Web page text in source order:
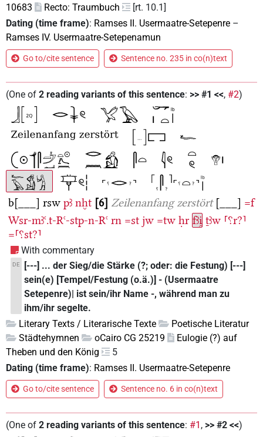
10683
Recto: Traumbuch
[rt. 10.1]
Dating (time frame): Ramses II. Usermaatre-Setepenre –
Ramses IV. Usermaatre-Setepenamun
Go to/cite sentence Sentence no. 235 in co(n)text
(One of 2 reading variants of this sentence: >> #1 <<, #2)
b[___] rsw pꜣ nḫt 6 Zeilenanfang zerstört [___] =f
Wsr-mꜣꜥ.t-Rꜥ-stp-n-Rꜥ rn =st jw =tw ḥr fꜣi̯ ṯꜣw ⸢⸮r?⸣
=⸢⸮st?⸣
With commentary
DE
[---] ... der Sieg/die Stärke (?; oder: die Festung) [---]
sein(e) [Tempel/Festung (o.ä.)] - (Usermaatre
Setepenre)| ist sein/ihr Name -, während man zu
ihm/ihr segelte.
Literary Texts / Literarische Texte
Poetische Literatur
Städtehymnen
oCairo CG 25219
Eulogie (?) auf
Theben und den König
5
Dating (time frame): Ramses II. Usermaatre-Setepenre
Go to/cite sentence Sentence no. 6 in co(n)text
(One of 2 reading variants of this sentence: #1 , >> #2 <<)